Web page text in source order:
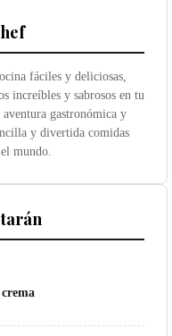
fáciles y deliciosas,
increíbles y sabrosos en tu
gastronómica y
y divertida comidas
mundo.